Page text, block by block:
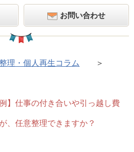
お問い合わせ
理・個人再生コラム ＞
例】仕事の付き合いや引っ越し費
、任意整理できますか？